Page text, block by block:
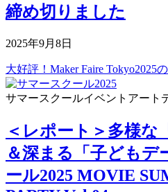
締め切りました
2025年9月8日
大好評！Maker Faire Tokyo2025
サマースクールイベント アート
＜レポート＞多様な
＆深まる「子ども
ール2025 MOVIE